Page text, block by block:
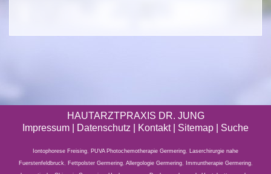
HAUTARZTPRAXIS DR. JUNG
Impressum
Datenschutz | Kontakt | Sitemap Suche
Iontophorese Freising, PUVA Photochemotherapie Germering, Laserchirurgie nahe
Fuerstenfeldbruck, Fettpolster Germering, Allergologie Germering, Immuntherapie Germering,